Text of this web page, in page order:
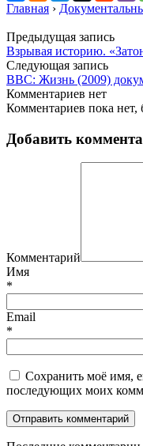
Главная ›
Предыдущая запись
Взрывая историю.
Следующая запись
BBC: Жизнь (2009)
Комментариев нет
Комментариев пока нет,
Добавить
Комментарий
Имя
*
Email
*
Сохранить моё имя,
последующих моих